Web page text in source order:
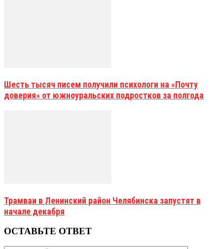
Шесть тысяч писем получили психологи на «Почту
доверия» от южноуральских подростков за полгода
Трамваи в Ленинский район Челябинска запустят в
начале декабря
ОСТАВЬТЕ ОТВЕТ